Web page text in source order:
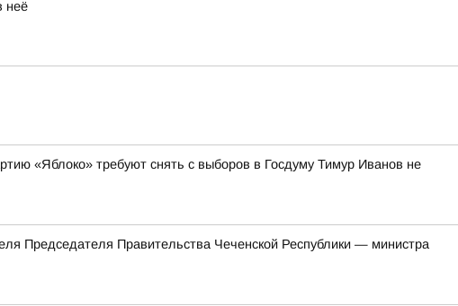
неё
«Яблоко» требуют снять с выборов в Госдуму Тимур Иванов не
Правительства Чеченской Республики — министра